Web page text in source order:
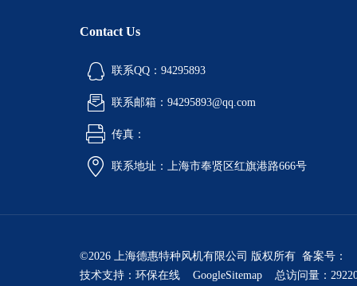
Contact Us
联系QQ：94295893
联系邮箱：94295893@qq.com
传真：
联系地址：上海市奉贤区红旗港路666号
©2026 上海德惠特种风机有限公司 版权所有 备案号：
技术支持： 环保在线 GoogleSitemap 总访问量：